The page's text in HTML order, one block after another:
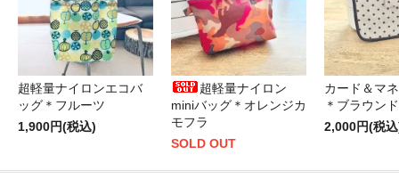
超軽量ナイロンエコバ
ッグ＊フルーツ
1,900円(税込)
超軽量ナイロン
miniバッグ＊オレンジカ
モフラ
SOLD OUT
カード＆マ
＊ブラウン
2,000円(税